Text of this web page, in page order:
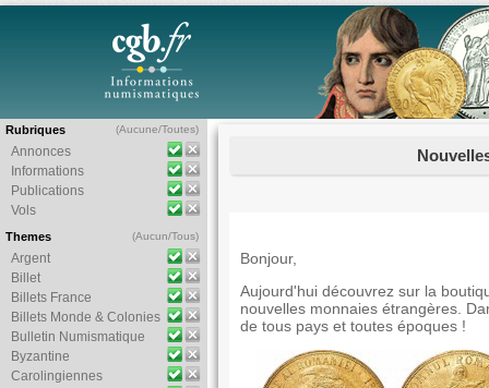
Rubriques (Aucune/Toutes)
Annonces
Informations
Publications
Vols
Themes (Aucun/Tous)
Argent
Billet
Billets France
Billets Monde & Colonies
Bulletin Numismatique
Byzantine
Carolingiennes
Bonjour,
Aujourd'hui découvrez sur la
nouvelles monnaies étrangères.
de tous pays et toutes époques !